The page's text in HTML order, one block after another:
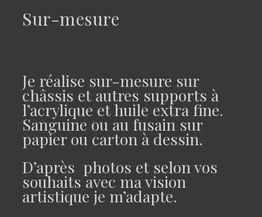
Sur-mesure
Je réalise sur-mesure sur
châssis et autres supports à
l’acrylique et huile extra fine.
Sanguine ou au fusain sur
papier ou carton à dessin.
D’après photos et selon vos
souhaits avec ma vision
artistique je m’adapte.